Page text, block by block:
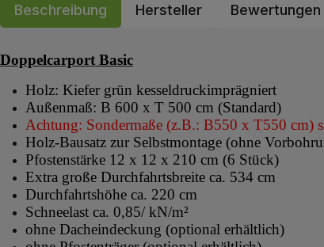
Beschreibung Hersteller Bewertungen
Doppelcarport Basic
Holz: Kiefer grün kesseldruckimprägniert
Außenmaß: B 600 x T 500 cm (Standard)
Achtung: Sondermaße (z.B.: B550 x T550 cm)
Holz-Bausatz zur Selbstmontage (ohne
Pfostenstärke 12 x 12 x 210 cm (6 Stück)
Extra große Durchfahrtsbreite ca. 534 cm
Durchfahrtshöhe ca. 220 cm
Schneelast ca. 0,85/ kN/m²
ohne Dacheindeckung (optional erhältlich)